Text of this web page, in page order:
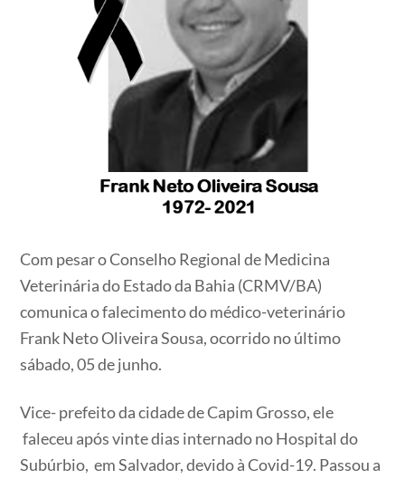
Com pesar o Conselho Regional de Medicina
Veterinária do Estado da Bahia (CRMV/BA)
comunica o falecimento do médico-veterinário
Frank Neto Oliveira Sousa, ocorrido no último
sábado, 05 de junho.
Vice- prefeito da cidade de Capim Grosso, ele
faleceu após vinte dias internado no Hospital do
Subúrbio, em Salvador, devido à Covid-19. Passou a